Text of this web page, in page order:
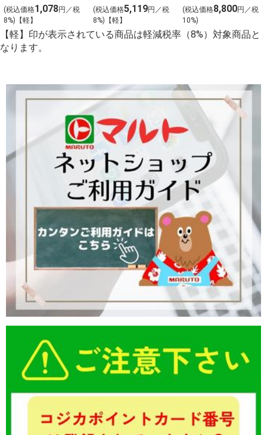
(税込価格1,078円／税
8%)【軽】
(税込価格5,119円／税
8%)【軽】
(税込価格8,800円／税
10%)
【軽】印が表示されている商品は軽減税率（8%）対象商品と
なります。